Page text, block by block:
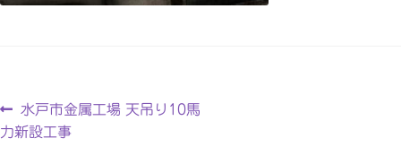
水戸市金属工場 天吊り10馬
力新設工事